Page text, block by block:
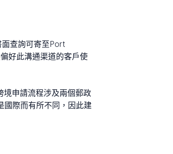
查詢可寄至Port
好此溝通渠道的客戶使
境申請流程涉及兩個郵政
國際而有所不同，因此建